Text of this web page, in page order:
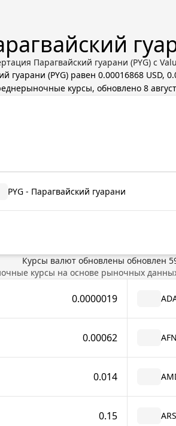
Парагвайский гуарани (PYG) с
гуарани (PYG) равен 0.00016868 USD,
курсы, обновлено 8
PYG - Парагвайский гуарани
Курсы валют обновлены обновлен
курсы на основе рыночных
0.0000019
0.00062
0.014
0.15